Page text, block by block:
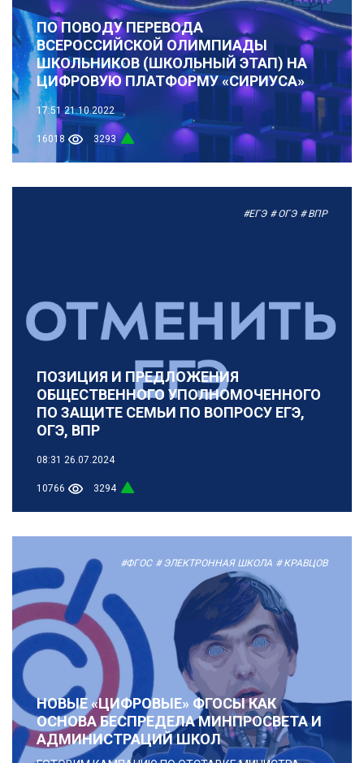
ПО ПОВОДУ ПЕРЕВОДА
ВСЕРОССИЙСКОЙ ОЛИМПИАДЫ
ШКОЛЬНИКОВ (ШКОЛЬНЫЙ ЭТАП) НА
ЦИФРОВУЮ ПЛАТФОРМУ «СИРИУСА»
17:51 21.10.2022
16018 3293
#ЕГЭ # ОГЭ # ВПР
ПОЗИЦИЯ И ПРЕДЛОЖЕНИЯ
ОБЩЕСТВЕННОГО УПОЛНОМОЧЕННОГО
ПО ЗАЩИТЕ СЕМЬИ ПО ВОПРОСУ ЕГЭ,
ОГЭ, ВПР
08:31 26.07.2024
10766 3294
#ФГОС # ЭЛЕКТРОННАЯ ШКОЛА # КРАВЦОВ
НОВЫЕ «ЦИФРОВЫЕ» ФГОСЫ КАК
ОСНОВА БЕСПРЕДЕЛА МИНПРОСВЕТА И
АДМИНИСТРАЦИЙ ШКОЛ